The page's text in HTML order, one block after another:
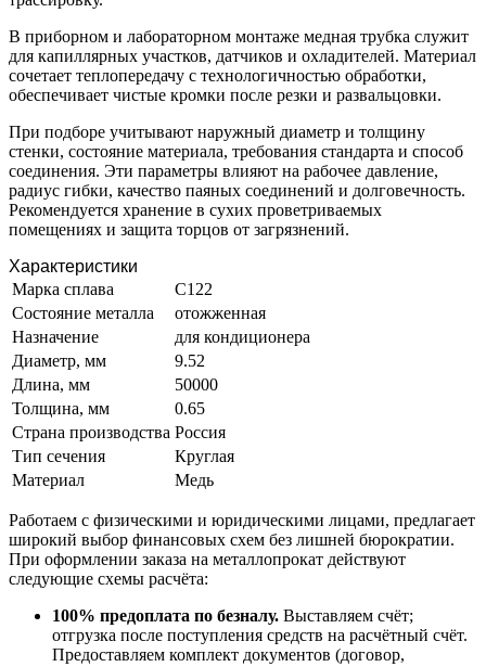
В приборном и лабораторном монтаже медная трубка служит
для капиллярных участков, датчиков и охладителей. Материал
сочетает теплопередачу с технологичностью обработки,
обеспечивает чистые кромки после резки и развальцовки.
При подборе учитывают наружный диаметр и толщину
стенки, состояние материала, требования стандарта и способ
соединения. Эти параметры влияют на рабочее давление,
радиус гибки, качество паяных соединений и долговечность.
Рекомендуется хранение в сухих проветриваемых
помещениях и защита торцов от загрязнений.
Характеристики
Марка сплава
С122
Состояние металла
отожженная
Назначение
для кондиционера
Диаметр, мм
9.52
Длина, мм
50000
Толщина, мм
0.65
Страна производства Россия
Тип сечения
Круглая
Материал
Медь
Работаем с физическими и юридическими лицами, предлагает
широкий выбор финансовых схем без лишней бюрократии.
При оформлении заказа на металлопрокат действуют
следующие схемы расчёта:
100% предоплата по безналу. Выставляем счёт;
отгрузка после поступления средств на расчётный счёт.
Предоставляем комплект документов (договор,